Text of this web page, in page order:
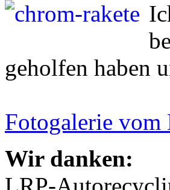
geholfen haben
Fotogalerie vom
Wir danken: